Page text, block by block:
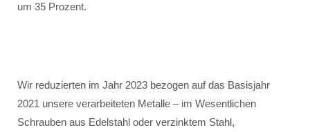
um 35 Prozent.
Wir reduzierten im Jahr 2023 bezogen auf das Basisjahr
2021 unsere verarbeiteten Metalle – im Wesentlichen
Schrauben aus Edelstahl oder verzinktem Stahl,